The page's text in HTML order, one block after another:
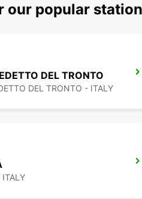
our popular
DEL TRONTO
DEL TRONTO - ITALY
ITALY